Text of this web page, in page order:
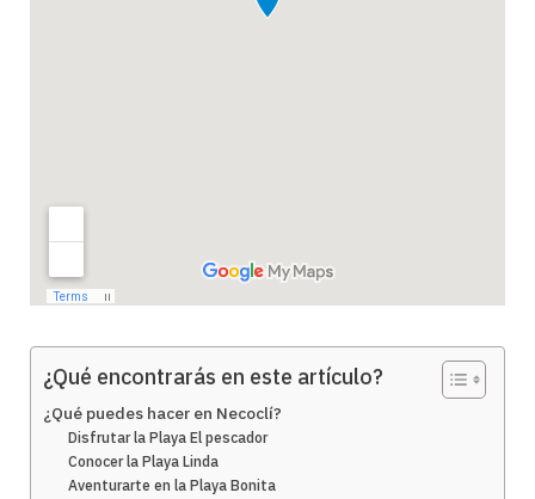
¿Qué encontrarás en este artículo?
¿Qué puedes hacer en Necoclí?
Disfrutar la Playa El pescador
Conocer la Playa Linda
Aventurarte en la Playa Bonita